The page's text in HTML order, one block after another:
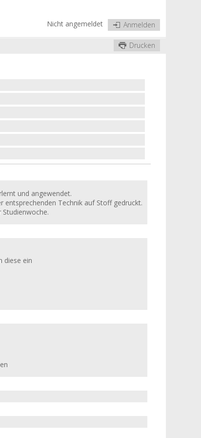
Nicht angemeldet Anmelden
Drucken
und angewendet.
entsprechenden Technik auf Stoff gedruckt.
diese ein